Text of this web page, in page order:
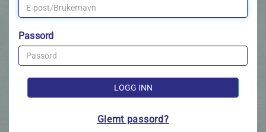
Passord
LOGG INN
Glemt passord?